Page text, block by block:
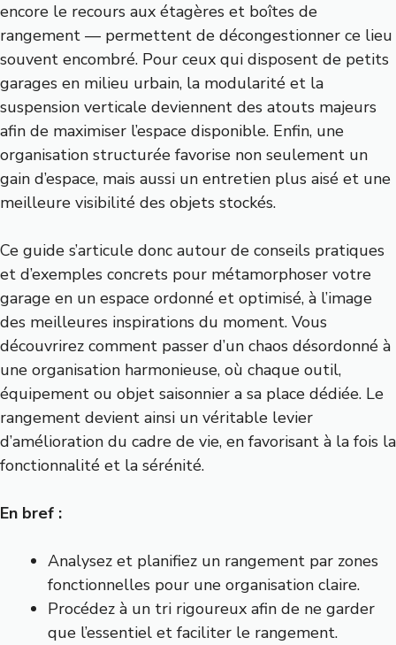
encore le recours aux étagères et boîtes de
rangement — permettent de décongestionner ce lieu
souvent encombré. Pour ceux qui disposent de petits
garages en milieu urbain, la modularité et la
suspension verticale deviennent des atouts majeurs
afin de maximiser l’espace disponible. Enfin, une
organisation structurée favorise non seulement un
gain d’espace, mais aussi un entretien plus aisé et une
meilleure visibilité des objets stockés.
Ce guide s’articule donc autour de conseils pratiques
et d’exemples concrets pour métamorphoser votre
garage en un espace ordonné et optimisé, à l’image
des meilleures inspirations du moment. Vous
découvrirez comment passer d’un chaos désordonné à
une organisation harmonieuse, où chaque outil,
équipement ou objet saisonnier a sa place dédiée. Le
rangement devient ainsi un véritable levier
d’amélioration du cadre de vie, en favorisant à la fois la
fonctionnalité et la sérénité.
En bref :
Analysez et planifiez un rangement par zones
fonctionnelles pour une organisation claire.
Procédez à un tri rigoureux afin de ne garder
que l’essentiel et faciliter le rangement.